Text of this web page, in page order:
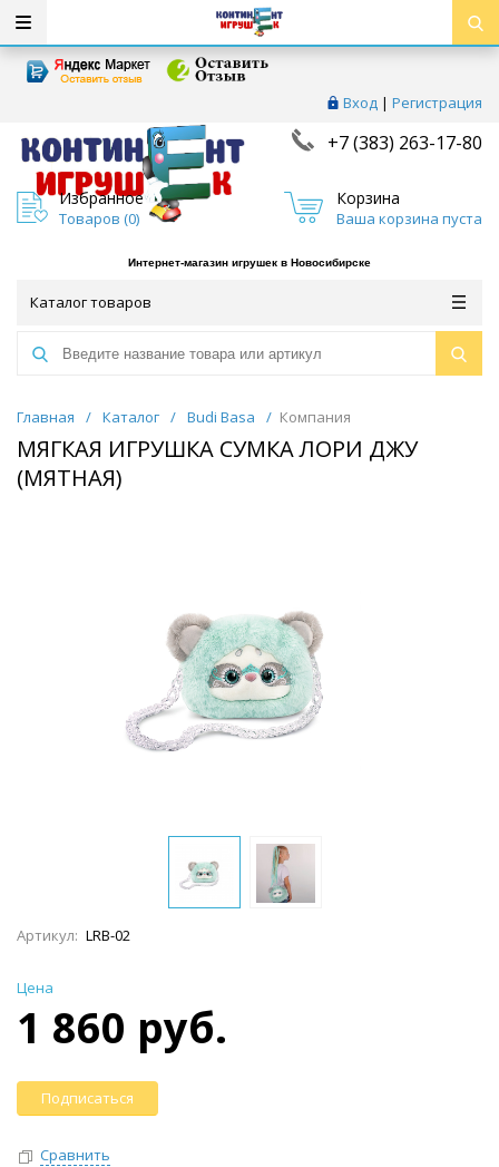
Вход | Регистрация
+7 (383) 263-17-80
Избранное
Товаров (0)
Корзина
Ваша корзина пуста
Интернет-магазин игрушек в Новосибирске
Каталог товаров
Главная / Каталог / Budi Basa / Компания
МЯГКАЯ ИГРУШКА СУМКА ЛОРИ ДЖУ
(МЯТНАЯ)
Артикул: LRB-02
Цена
1 860 руб.
Подписаться
Сравнить